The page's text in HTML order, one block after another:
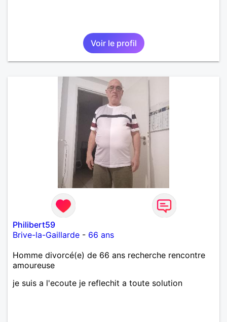
Voir le profil
Philibert59
Brive-la-Gaillarde - 66 ans
Homme divorcé(e) de 66 ans recherche rencontre
amoureuse
je suis a l'ecoute je reflechit a toute solution